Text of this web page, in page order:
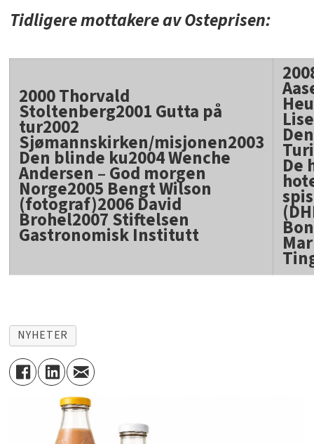
Tidligere mottakere av Osteprisen:
2000 Thorvald
Stoltenberg2001 Gutta på
tur2002
Sjømannskirken/misjonen2003
Den blinde ku2004 Wenche
Andersen – God morgen
Norge2005 Bengt Wilson
(fotograf)2006 David
Brohel2007 Stiftelsen
Gastronomisk Institutt
De
NYHETER